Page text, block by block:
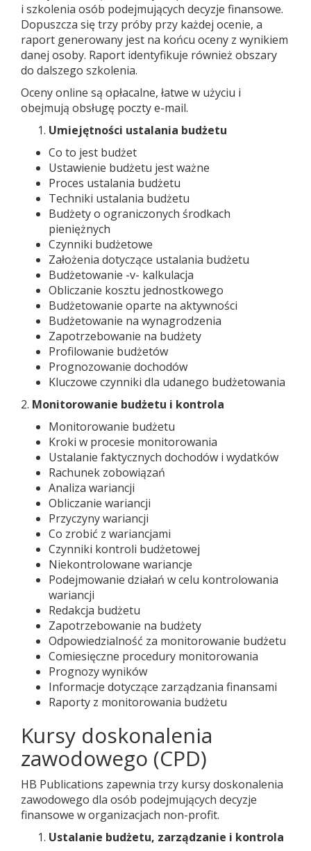
i szkolenia osób podejmujących decyzje finansowe.
Dopuszcza się trzy próby przy każdej ocenie, a
raport generowany jest na końcu oceny z wynikiem
danej osoby. Raport identyfikuje również obszary
do dalszego szkolenia.
Oceny online są opłacalne, łatwe w użyciu i
obejmują obsługę poczty e-mail.
Umiejętności ustalania budżetu
Co to jest budżet
Ustawienie budżetu jest ważne
Proces ustalania budżetu
Techniki ustalania budżetu
Budżety o ograniczonych środkach
pieniężnych
Czynniki budżetowe
Założenia dotyczące ustalania budżetu
Budżetowanie -v- kalkulacja
Obliczanie kosztu jednostkowego
Budżetowanie oparte na aktywności
Budżetowanie na wynagrodzenia
Zapotrzebowanie na budżety
Profilowanie budżetów
Prognozowanie dochodów
Kluczowe czynniki dla udanego budżetowania
2. Monitorowanie budżetu i kontrola
Monitorowanie budżetu
Kroki w procesie monitorowania
Ustalanie faktycznych dochodów i wydatków
Rachunek zobowiązań
Analiza wariancji
Obliczanie wariancji
Przyczyny wariancji
Co zrobić z wariancjami
Czynniki kontroli budżetowej
Niekontrolowane wariancje
Podejmowanie działań w celu kontrolowania
wariancji
Redakcja budżetu
Zapotrzebowanie na budżety
Odpowiedzialność za monitorowanie budżetu
Comiesięczne procedury monitorowania
Prognozy wyników
Informacje dotyczące zarządzania finansami
Raporty z monitorowania budżetu
Kursy doskonalenia
zawodowego (CPD)
HB Publications zapewnia trzy kursy doskonalenia
zawodowego dla osób podejmujących decyzje
finansowe w organizacjach non-profit.
Ustalanie budżetu, zarządzanie i kontrola